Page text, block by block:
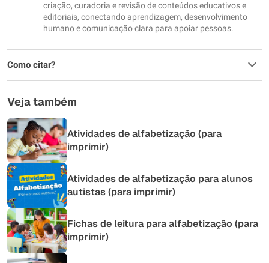
criação, curadoria e revisão de conteúdos educativos e
editoriais, conectando aprendizagem, desenvolvimento
humano e comunicação clara para apoiar pessoas.
Como citar?
Veja também
Atividades de alfabetização (para
imprimir)
Atividades de alfabetização para alunos
autistas (para imprimir)
Fichas de leitura para alfabetização (para
imprimir)